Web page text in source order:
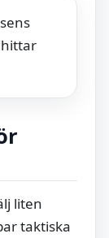
hittar
liten
taktiska